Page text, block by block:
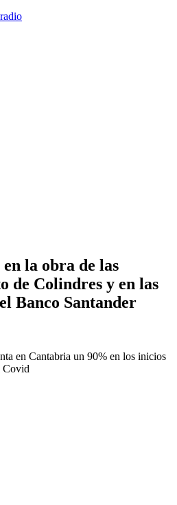
la obra de las
de Colindres y en las
Banco Santander
en Cantabria un 90% en los inicios
Covid